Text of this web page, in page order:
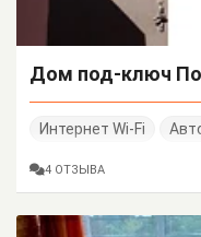
Дом под-ключ
Интернет Wi-Fi
4 ОТЗЫВА